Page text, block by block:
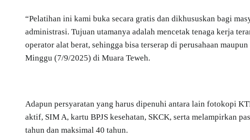
“Pelatihan ini kami buka secara gratis dan dikhususkan bagi
administrasi. Tujuan utamanya adalah mencetak tenaga kerja
operator alat berat, sehingga bisa terserap di perusahaan
Minggu (7/9/2025) di Muara Teweh.
Adapun persyaratan yang harus dipenuhi antara lain fotokopi
aktif, SIM A, kartu BPJS kesehatan, SKCK, serta melampirkan
tahun dan maksimal 40 tahun.